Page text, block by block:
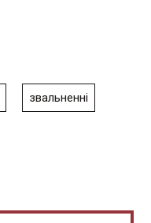
звальненні